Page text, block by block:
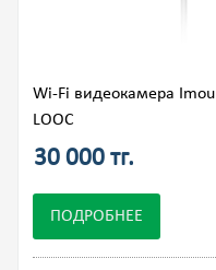
Wi-Fi видеокамера Imou
LOOC
30 000 тг.
ПОДРОБНЕЕ